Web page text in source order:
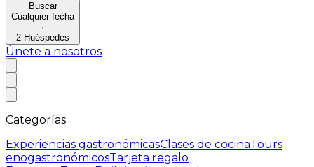
Buscar
Cualquier fecha
·
2 Huéspedes
Únete a nosotros
Categorías
Experiencias gastronómicasClases de cocinaTours
enogastronómicosTarjeta regalo